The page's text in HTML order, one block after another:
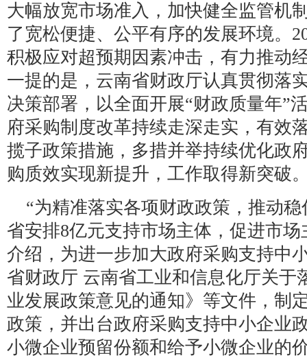
大幅放宽市场准入，加快健全监管机
了宽松便捷、公平有序的发展环境。
积极应对超预期因素冲击，有力推动
一提的是，云南省财政厅认真贯彻落
决策部署，以全面开展“财政质量年”
府采购制度改革持续走深走实，有效
揽子政策措施，多措并举持续优化政
购质效实现新提升，工作取得新突破
“为精准落实各项财政政策，推动
省安排8亿元支持市场主体，促进市
介绍，为进一步加大政府采购支持中
省财政厅 云南省工业和信息化厅关于
业发展政策意见的通知》等文件，制
政策，并出台政府采购支持中小企业
小微企业预留份额和给予小微企业的